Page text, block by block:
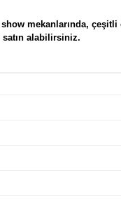
mekanlarında, çeşitli
satın alabilirsiniz.